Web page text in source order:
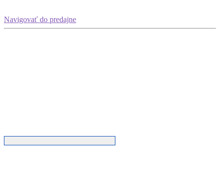
Navigovať do predajne